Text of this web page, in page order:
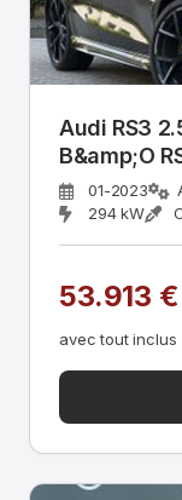
Audi RS3
B&amp;O
01-2023
294 kW
53.913 €
avec tout inclus